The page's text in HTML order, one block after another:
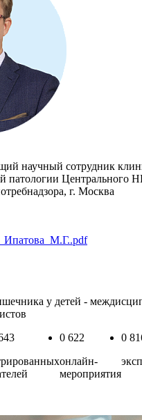
научный сотрудник
патологии Центрального
г. Москва
у детей -
0 622
онлайн-
мероприятия
0